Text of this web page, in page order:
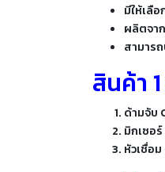
มีให้เลื
ผลิตจา
สามาร
สินค้า
ด้ามจับ
มิกเซอ
หัวเชื่อ